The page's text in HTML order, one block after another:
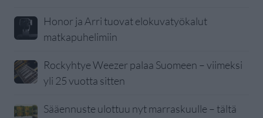
Honor ja Arri tuovat elokuvatyökalut
matkapuhelimiin
Rockyhtye Weezer palaa Suomeen – viimeksi
yli 25 vuotta sitten
Sääennuste ulottuu nyt marraskuulle – tältä